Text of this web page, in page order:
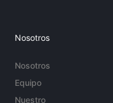
Nosotros
Nosotros
Equipo
Nuestro